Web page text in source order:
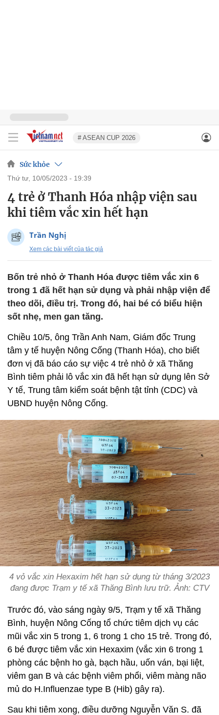
# ASEAN CUP 2026
Sức khỏe
thứ tư, 10/05/2023 - 19:39
4 trẻ ở Thanh Hóa nhập viện sau
khi tiêm vắc xin hết hạn
Trần Nghị
Xem các bài viết của tác giả
Bốn trẻ nhỏ ở Thanh Hóa được tiêm vắc xin 6
trong 1 đã hết hạn sử dụng và phải nhập viện để
theo dõi, điều trị. Trong đó, hai bé có biểu hiện
sốt nhẹ, men gan tăng.
Chiều 10/5, ông Trần Anh Nam, Giám đốc Trung
tâm y tế huyện Nông Cống (Thanh Hóa), cho biết
đơn vị đã báo cáo sự việc 4 trẻ nhỏ ở xã Thăng
Bình tiêm phải lô vắc xin đã hết hạn sử dụng lên Sở
Y tế, Trung tâm kiểm soát bệnh tật tỉnh (CDC) và
UBND huyện Nông Cống.
4 vỏ vắc xin Hexaxim hết hạn sử dụng từ tháng 3/2023
đang được Trạm y tế xã Thăng Bình lưu trữ. Ảnh: CTV
Trước đó, vào sáng ngày 9/5, Trạm y tế xã Thăng
Bình, huyện Nông Cống tổ chức tiêm dịch vụ các
mũi vắc xin 5 trong 1, 6 trong 1 cho 15 trẻ. Trong đó,
6 bé được tiêm vắc xin Hexaxim (vắc xin 6 trong 1
phòng các bệnh ho gà, bạch hầu, uốn ván, bại liệt,
viêm gan B và các bệnh viêm phổi, viêm màng não
mủ do H.Influenzae type B (Hib) gây ra).
Sau khi tiêm xong, điều dưỡng Nguyễn Văn S. đã